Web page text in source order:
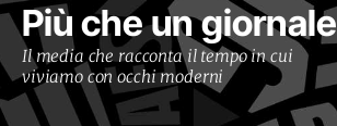
Più che un giornale
Il media che racconta il tempo in cui
viviamo con occhi moderni